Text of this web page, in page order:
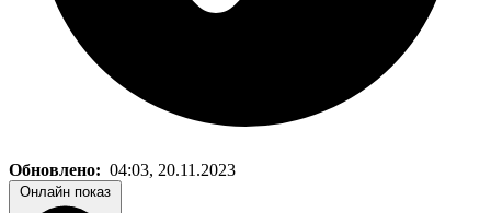
Обновлено: 04:03, 20.11.2023
Онлайн показ